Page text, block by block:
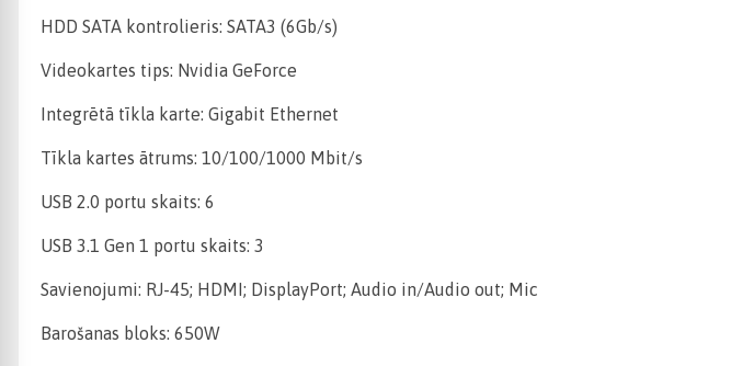
HDD SATA kontrolieris: SATA3 (6Gb/s)
Videokartes tips: Nvidia GeForce
Integrētā tīkla karte: Gigabit Ethernet
Tīkla kartes ātrums: 10/100/1000 Mbit/s
USB 2.0 portu skaits: 6
USB 3.1 Gen 1 portu skaits: 3
Savienojumi: RJ-45; HDMI; DisplayPort; Audio in/Audio out; Mic
Barošanas bloks: 650W